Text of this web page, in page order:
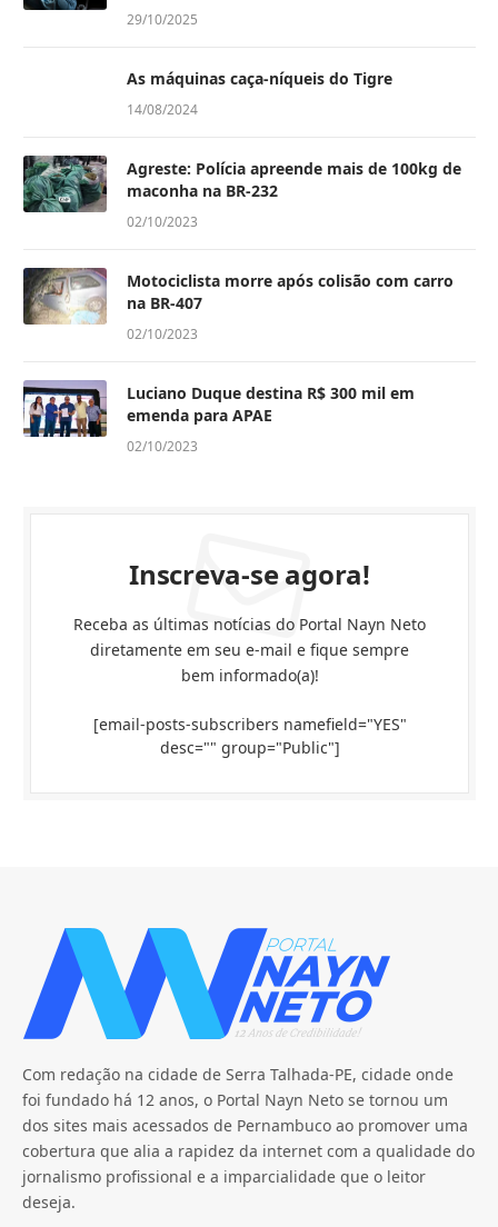
29/10/2025
As máquinas caça-níqueis do Tigre
14/08/2024
Agreste: Polícia apreende mais de 100kg de
maconha na BR-232
02/10/2023
Motociclista morre após colisão com carro
na BR-407
02/10/2023
Luciano Duque destina R$ 300 mil em
emenda para APAE
02/10/2023
Inscreva-se agora!
Receba as últimas notícias do Portal Nayn Neto
diretamente em seu e-mail e fique sempre
bem informado(a)!
[email-posts-subscribers namefield="YES"
desc="" group="Public"]
Com redação na cidade de Serra Talhada-PE, cidade onde
foi fundado há 12 anos, o Portal Nayn Neto se tornou um
dos sites mais acessados de Pernambuco ao promover uma
cobertura que alia a rapidez da internet com a qualidade do
jornalismo profissional e a imparcialidade que o leitor
deseja.